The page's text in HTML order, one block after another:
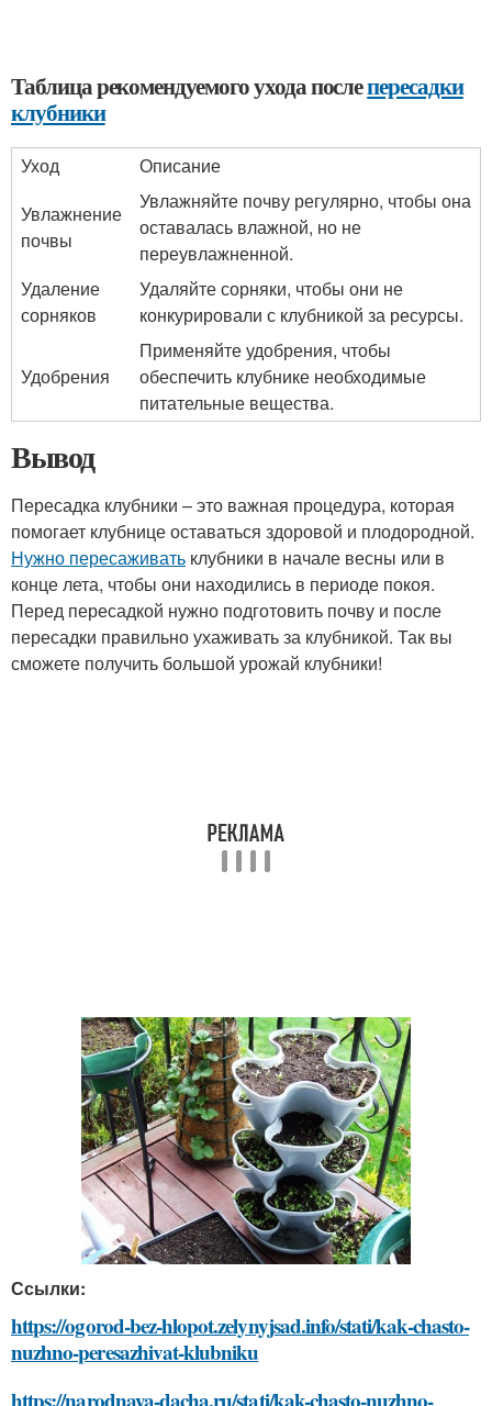
Таблица рекомендуемого ухода послепересадки
клубники
Уход
Описание
Увлажнение
почвы
Увлажняйте почву регулярно, чтобы она
оставалась влажной, но не
переувлажненной.
Удаление
сорняков
Удаляйте сорняки, чтобы они не
конкурировали с клубникой за ресурсы.
Удобрения
Применяйте удобрения, чтобы
обеспечить клубнике необходимые
питательные вещества.
Вывод
Пересадка клубники – это важная процедура, которая
помогает клубнице оставаться здоровой и плодородной.
Нужно пересаживать клубники в начале весны или в
конце лета, чтобы они находились в периоде покоя.
Перед пересадкой нужно подготовить почву и после
пересадки правильно ухаживать за клубникой. Так вы
сможете получить большой урожай клубники!
Ссылки:
https://ogorod-bez-hlopot.zelynyjsad.info/stati/kak-chasto-
nuzhno-peresazhivat-klubniku
https://narodnaya-dacha.ru/stati/kak-chasto-nuzhno-